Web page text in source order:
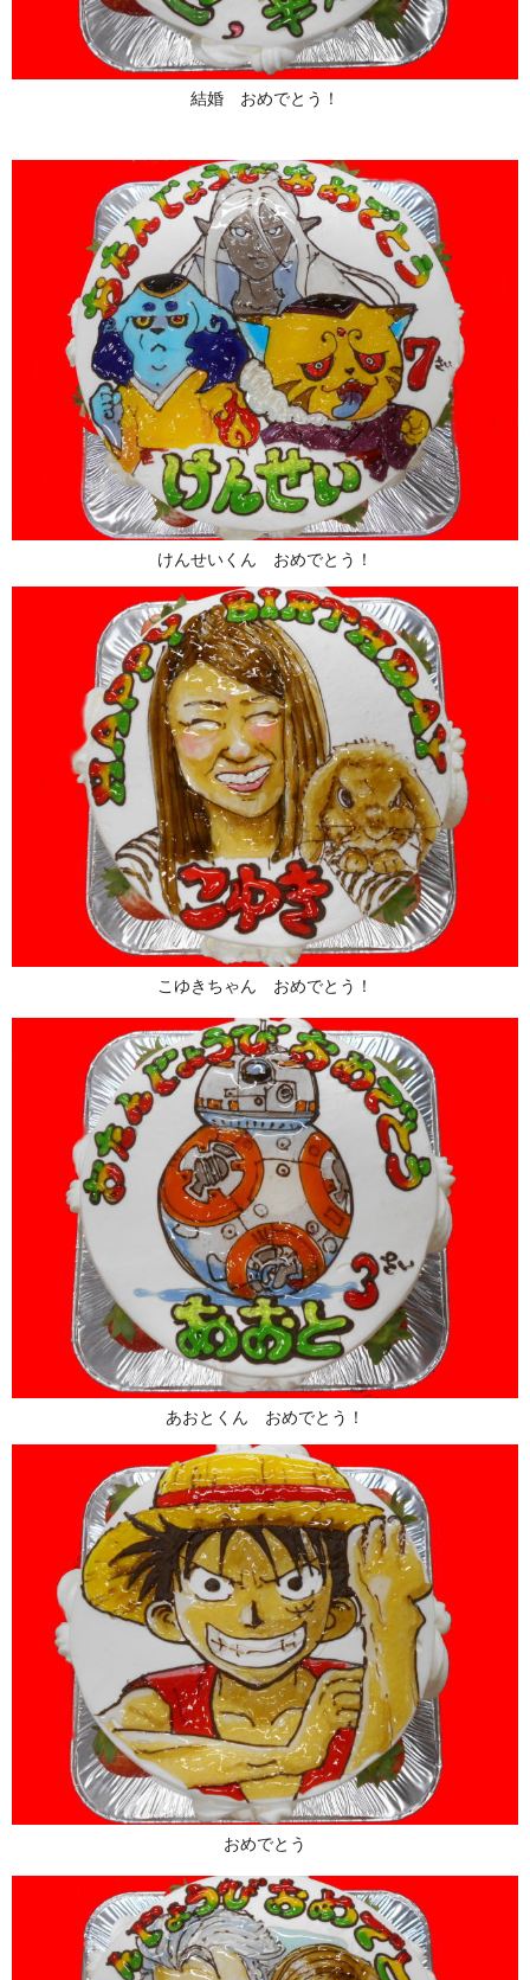
結婚 おめでとう！
けんせいくん おめでとう！
こゆきちゃん おめでとう！
あおとくん おめでとう！
おめでとう